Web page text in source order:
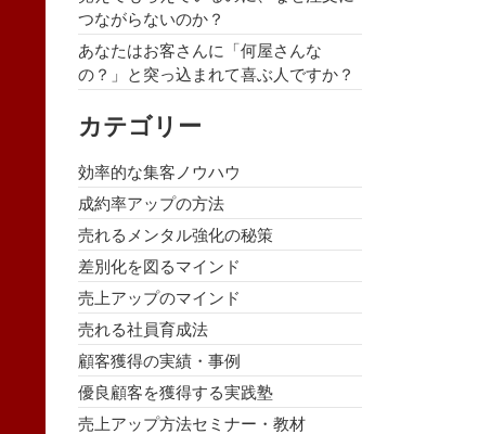
つながらないのか？
あなたはお客さんに「何屋さんな
の？」と突っ込まれて喜ぶ人ですか？
カテゴリー
効率的な集客ノウハウ
成約率アップの方法
売れるメンタル強化の秘策
差別化を図るマインド
売上アップのマインド
売れる社員育成法
顧客獲得の実績・事例
優良顧客を獲得する実践塾
売上アップ方法セミナー・教材